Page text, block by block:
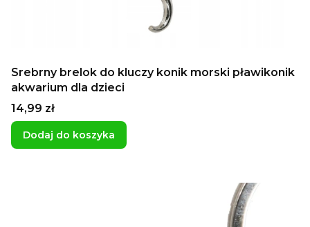
Srebrny brelok do kluczy konik morski pławikonik
akwarium dla dzieci
Cena
14,99 zł
Dodaj do koszyka